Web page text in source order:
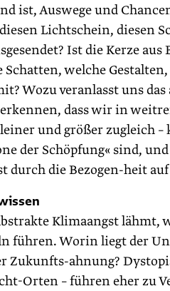
Auswege und
Lichtschein, diesen
Ist die Kerze
welche
Wozu veranlasst uns
dass wir in
und größer zugleich
der Schöpfung« sind,
durch die Bezogen-heit
Klimaangst
führen. Worin liegt der
Zukunfts-ahnung?
Orten – führen eher zu